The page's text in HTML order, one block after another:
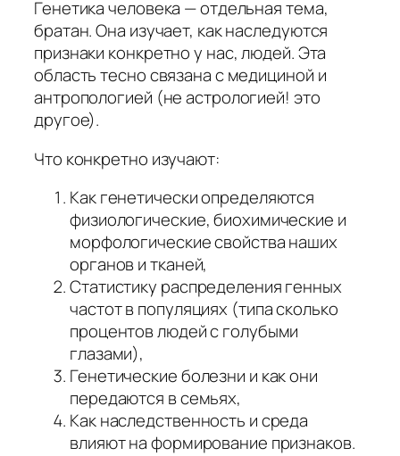
Генетика человека — отдельная тема,
братан. Она изучает, как наследуются
признаки конкретно у нас, людей. Эта
область тесно связана с медициной и
антропологией (не астрологией! это
другое).
Что конкретно изучают:
Как генетически определяются
физиологические, биохимические и
морфологические свойства наших
органов и тканей,
Статистику распределения генных
частот в популяциях (типа сколько
процентов людей с голубыми
глазами),
Генетические болезни и как они
передаются в семьях,
Как наследственность и среда
влияют на формирование признаков.